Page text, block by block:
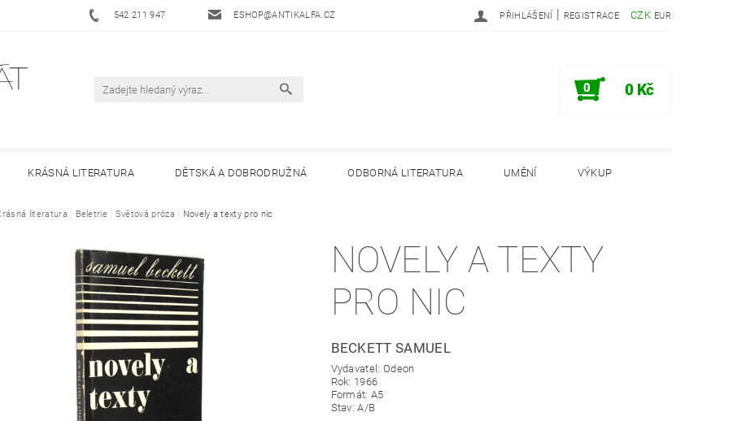
542 211 947 ESHOP@ANTIKALFA.CZ CZK EUR
PŘIHLÁŠENÍ | REGISTRACE
0 0 Kč
KRÁSNÁ LITERATURA DĚTSKÁ A DOBRODRUŽNÁ ODBORNÁ LITERATURA UMĚNÍ VÝKUP
O ANTIKVARIÁTU ALFA HODNOCENÍ OBCHODU
literatura Beletrie Světová próza Novely a texty pro nic
NOVELY A TEXTY
PRO NIC
BECKETT SAMUEL
Vydavatel: Odeon
Rok: 1966
Formát: A5
Stav: A/B